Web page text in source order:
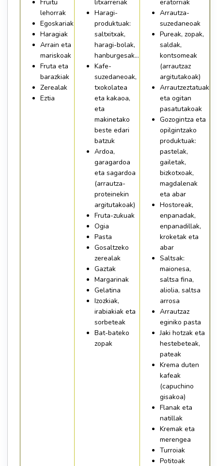
Fruitu
lehorrak
Egoskariak
Haragiak
Arrain eta
mariskoak
Fruta eta
barazkiak
Zerealak
Eztia
litxarreriak
Haragi-
produktuak:
saltxitxak,
haragi-bolak,
hanburgesak…
Kafe-
suzedaneoak,
txokolatea
eta kakaoa,
eta
makinetako
beste edari
batzuk
Ardoa,
garagardoa
eta sagardoa
(arrautza-
proteinekin
argitutakoak)
Fruta-zukuak
Ogia
Pasta
Gosaltzeko
zerealak
Gaztak
Margarinak
Gelatina
Izozkiak,
irabiakiak eta
sorbeteak
Bat-bateko
zopak
eratorriak
Arrautza-
suzedaneoak
Pureak, zopak,
saldak,
kontsomeak
(arrautzaz
argitutakoak)
Arrautzeztatuak
eta ogitan
pasatutakoak
Gozogintza eta
opilgintzako
produktuak:
pastelak,
gailetak,
bizkotxoak,
magdalenak
eta abar
Hostoreak,
enpanadak,
enpanadillak,
kroketak eta
abar
Saltsak:
maionesa,
saltsa fina,
aliolia, saltsa
arrosa
Arrautzaz
eginiko pasta
Jaki hotzak eta
hestebeteak,
pateak
Krema duten
kafeak
(capuchino
gisakoa)
Flanak eta
natillak
Kremak eta
merengea
Turroiak
Potitoak